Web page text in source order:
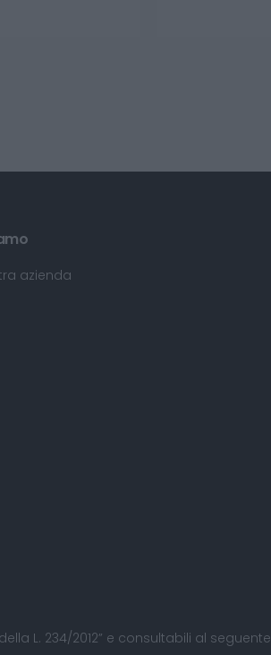
azienda
L. 234/2012” e consultabili al seguente